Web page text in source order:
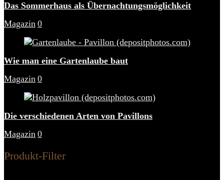
Das Sommerhaus als Übernachtungsmöglichkeit
Magazin 0
Wie man eine Gartenlaube baut
Magazin 0
Die verschiedenen Arten von Pavillons
Magazin 0
Produkt-Filter